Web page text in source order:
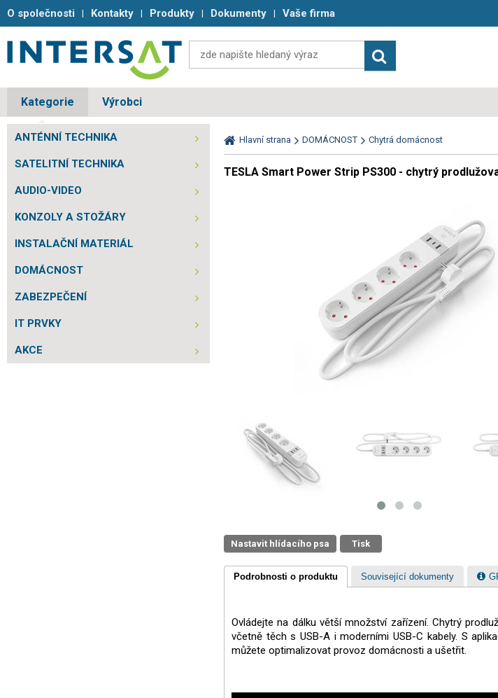
O společnosti Kontakty Produkty Dokumenty Vaše firma
Kategorie Výrobci
ANTÉNNÍ TECHNIKA
SATELITNÍ TECHNIKA
AUDIO-VIDEO
KONZOLY A STOŽÁRY
INSTALAČNÍ MATERIÁL
DOMÁCNOST
ZABEZPEČENÍ
IT PRVKY
AKCE
Hlavní strana DOMÁCNOST Chytrá domácnost
TESLA Smart Power Strip PS300 - chytrý
Nastavit hlídacího psa Tisk
Podrobnosti o produktu Související dokumenty
Ovládejte na dálku větší množství zařízení. Chytrý
včetně těch s USB-A i moderními USB-C kabely. S
můžete optimalizovat provoz domácnosti a ušetřit.